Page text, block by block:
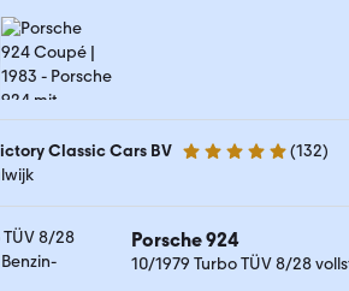
Classic Cars BV 5 Sterne (132)
Porsche 924
10/1979 Turbo TÜV 8/28